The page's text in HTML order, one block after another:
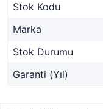
Stok Kodu
Marka
Stok Durumu
Garanti (Yıl)